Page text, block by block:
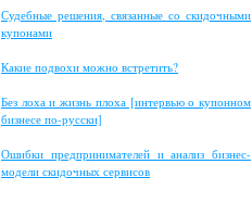
Судебные решения, связанные со скидочными
купонами
Какие подвохи можно встретить?
Без лоха и жизнь плоха [интервью о купонном
бизнесе по-русски]
Ошибки предпринимателей и анализ бизнес-
модели скидочных сервисов